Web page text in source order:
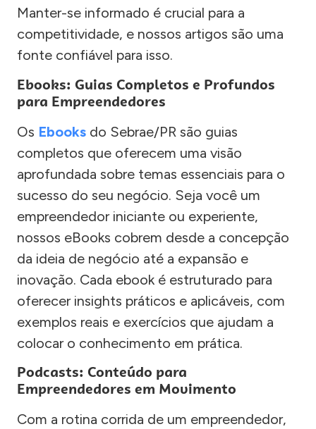
Manter-se informado é crucial para a
competitividade, e nossos artigos são uma
fonte confiável para isso.
Ebooks: Guias Completos e Profundos
para Empreendedores
Os Ebooks do Sebrae/PR são guias
completos que oferecem uma visão
aprofundada sobre temas essenciais para o
sucesso do seu negócio. Seja você um
empreendedor iniciante ou experiente,
nossos eBooks cobrem desde a concepção
da ideia de negócio até a expansão e
inovação. Cada ebook é estruturado para
oferecer insights práticos e aplicáveis, com
exemplos reais e exercícios que ajudam a
colocar o conhecimento em prática.
Podcasts: Conteúdo para
Empreendedores em Movimento
Com a rotina corrida de um empreendedor,